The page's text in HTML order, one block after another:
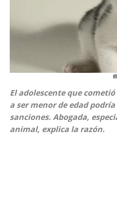
El adolescente que
a ser menor de edad
sanciones. Abogada,
animal, explica la razón.